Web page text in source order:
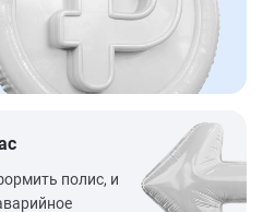
полис, и